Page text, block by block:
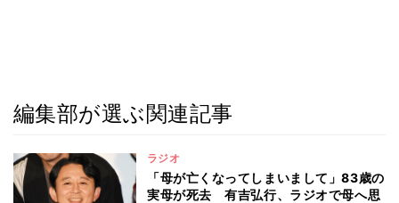
編集部が選ぶ関連記事
ラジオ
「母が亡くなってしまいまして」83歳の
実母が死去 有吉弘行、ラジオで母へ思